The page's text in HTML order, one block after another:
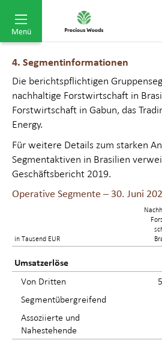
Menü
von der Regenzeit (Januar bis Mai)
dieser Monate wird kein Rundholz
4. Segmentinformationen
Die berichtspflichtigen
nachhaltige Forstwirtschaft in
Forstwirtschaft in Gabun, das
Energy.
Für weitere Details zum starken
Segmentaktiven in Brasilien
Geschäftsbericht 2019.
Operative Segmente – 30. Juni
in Tausend EUR
Umsatzerlöse
Von Dritten
Segmentübergreifend
Assoziierte und
Nahestehende